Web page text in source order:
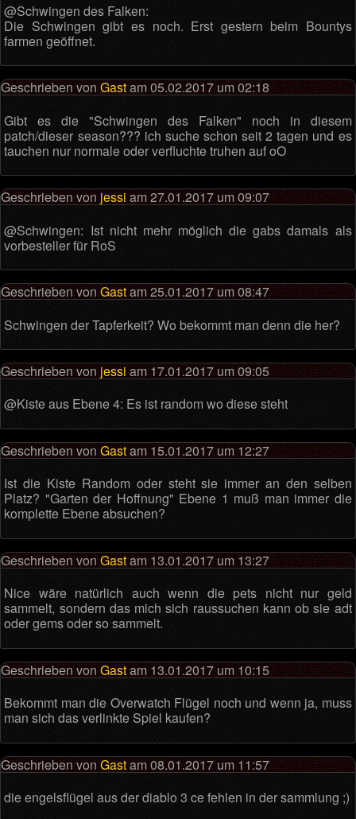
@Schwingen des Falken:
Die Schwingen gibt es noch. Erst gestern beim Bountys
farmen geöffnet.
Geschrieben von Gastam 05.02.2017 um 02:18
Gibt es die "Schwingen des Falken" noch in diesem
patch/dieser season??? ich suche schon seit 2 tagen und es
tauchen nur normale oder verfluchte truhen auf oO
Geschrieben von jessi am 27.01.2017 um 09:07
@Schwingen: Ist nicht mehr möglich die gabs damals als
vorbesteller für RoS
Geschrieben von Gastam 25.01.2017 um 08:47
Schwingen der Tapferkeit? Wo bekommt man denn die her?
Geschrieben von jessi am 17.01.2017 um 09:05
@Kiste aus Ebene 4: Es ist random wo diese steht
Geschrieben von Gastam 15.01.2017 um 12:27
Ist die Kiste Random oder steht sie immer an den selben
Platz? "Garten der Hoffnung" Ebene 1 muß man immer die
komplette Ebene absuchen?
Geschrieben von Gastam 13.01.2017 um 13:27
Nice wäre natürlich auch wenn die pets nicht nur geld
sammelt, sondern das mich sich raussuchen kann ob sie adt
oder gems oder so sammelt.
Geschrieben von Gastam 13.01.2017 um 10:15
Bekommt man die Overwatch Flügel noch und wenn ja, muss
man sich das verlinkte Spiel kaufen?
Geschrieben von Gastam 08.01.2017 um 11:57
die engelsflügel aus der diablo 3 ce fehlen in der sammlung ;)